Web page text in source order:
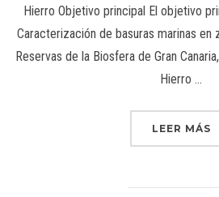
Hierro Objetivo principal El objetivo
Caracterización de basuras marinas en
Reservas de la Biosfera de Gran
Hierro …
LEER MÁS